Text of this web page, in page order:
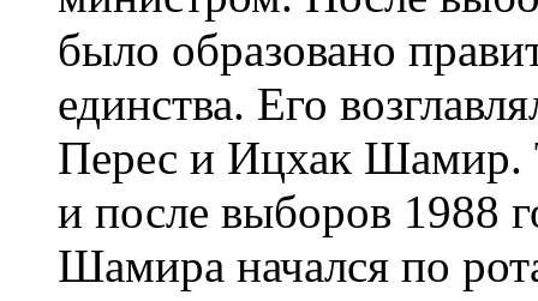
было образовано
единства. Его
Перес и Ицхак Шамир.
и после выборов 1988
Шамира начался по